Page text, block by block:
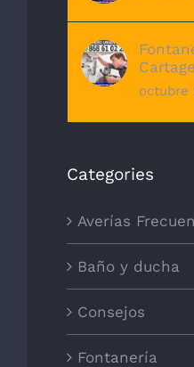
octubre
Categories
Averías
Baño y ducha
Consejos
Fontanería